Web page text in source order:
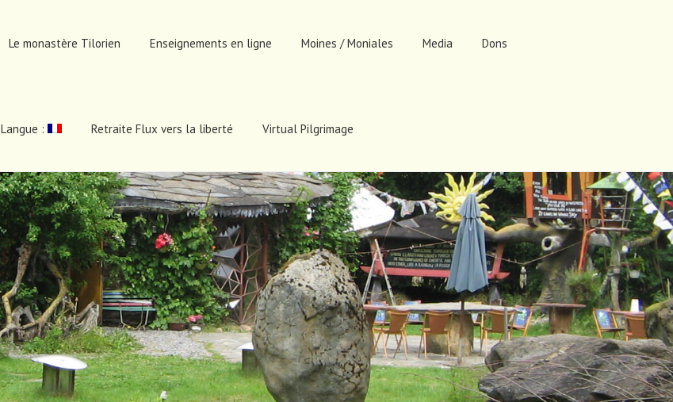
Le monastère Tilorien Enseignements en ligne Moines / Moniales Media Dons
Langue : Retraite Flux vers la liberté Virtual Pilgrimage